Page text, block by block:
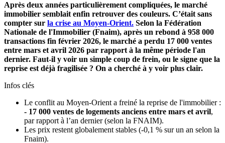
Après deux années particulièrement compliquées, le marché
immobilier semblait enfin retrouver des couleurs. C’était sans
compter sur la crise au Moyen-Orient. Selon la Fédération
Nationale de l'Immobilier (Fnaim), après un rebond à 958 000
transactions fin février 2026, le marché a perdu 17 000 ventes
entre mars et avril 2026 par rapport à la même période l'an
dernier. Faut-il y voir un simple coup de frein, ou le signe que la
reprise est déjà fragilisée ? On a cherché à y voir plus clair.
Infos clés
Le conflit au Moyen-Orient a freiné la reprise de l'immobilier :
- 17 000 ventes de logements anciens entre mars et avril,
par rapport à l’an dernier (selon la FNAIM).
Les prix restent globalement stables (-0,1 % sur un an selon la
Fnaim).